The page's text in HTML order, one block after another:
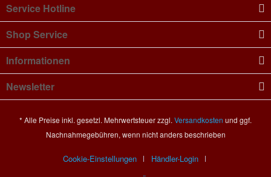
Service Hotline
Shop Service
Informationen
Newsletter
* Alle Preise inkl. gesetzl. Mehrwertsteuer zzgl. Versandkosten und ggf.
Nachnahmegebühren, wenn nicht anders beschrieben
Cookie-Einstellungen
Händler-Login